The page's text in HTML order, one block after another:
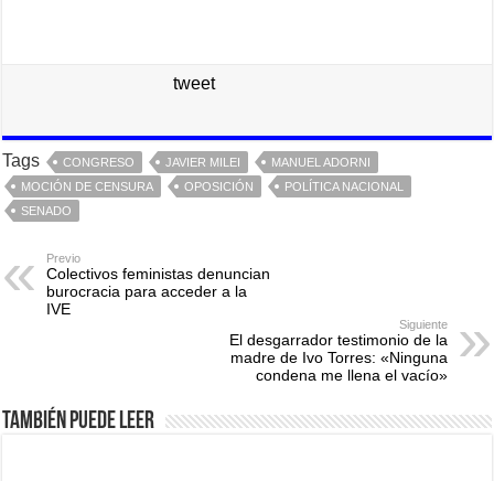
tweet
Tags CONGRESO JAVIER MILEI
MANUEL ADORNI
MOCIÓN DE CENSURA
OPOSICIÓN
POLÍTICA NACIONAL
SENADO
Previo
Colectivos feministas denuncian
burocracia para acceder a la
IVE
Siguiente
El desgarrador testimonio de la
madre de Ivo Torres: «Ninguna
condena me llena el vacío»
También puede leer